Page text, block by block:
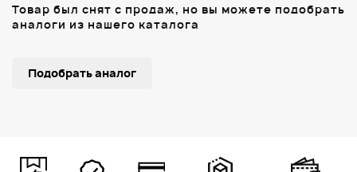
Товар был снят с продаж, но вы можете подобрать
аналоги из нашего каталога
Подобрать аналог